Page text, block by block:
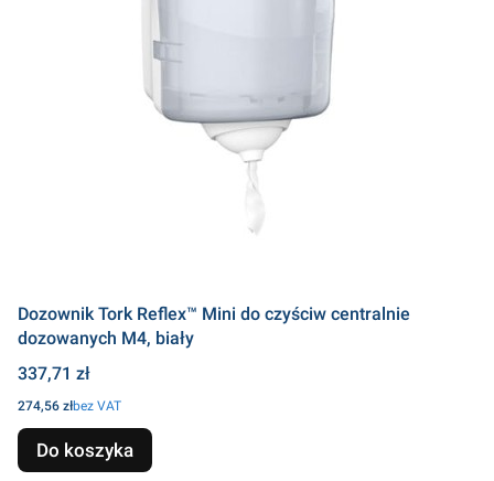
Dozownik Tork Reflex™ Mini do czyściw centralnie
dozowanych M4, biały
Cena
337,71 zł
Cena
274,56 złbez VAT
Do koszyka